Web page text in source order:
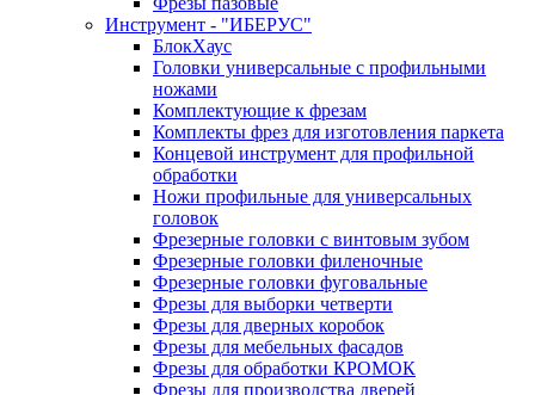
Инструмент - "ИБЕРУС"
БлокХаус
Головки универсальные с профильными
ножами
Комплектующие к фрезам
Комплекты фрез для изготовления паркета
Концевой инструмент для профильной
обработки
Ножи профильные для универсальных
головок
Фрезерные головки с винтовым зубом
Фрезерные головки филеночные
Фрезерные головки фуговальные
Фрезы для выборки четверти
Фрезы для дверных коробок
Фрезы для мебельных фасадов
Фрезы для обработки КРОМОК
Фрезы для производства дверей